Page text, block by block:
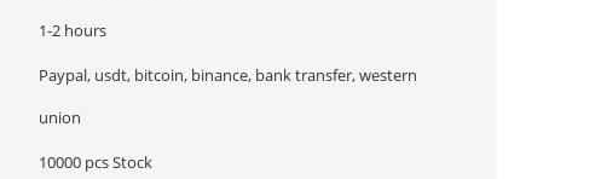
1-2 hours
Paypal, usdt, bitcoin, binance, bank transfer, western
union
10000 pcs Stock